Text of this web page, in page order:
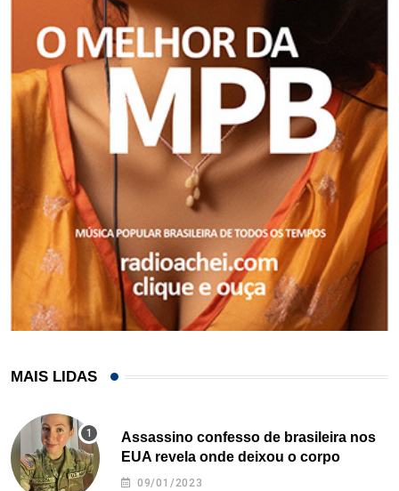
MAIS LIDAS
Assassino confesso de brasileira nos
EUA revela onde deixou o corpo
09/01/2023